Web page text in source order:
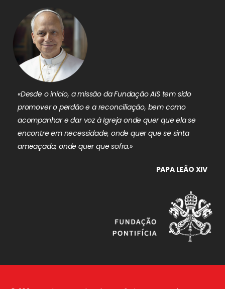
«Desde o início, a missão da Fundação AIS tem sido
promover o perdão e a reconciliação, bem como
acompanhar e dar voz à Igreja onde quer que ela se
encontre em necessidade, onde quer que se sinta
ameaçada, onde quer que sofra.»
PAPA LEÃO XIV